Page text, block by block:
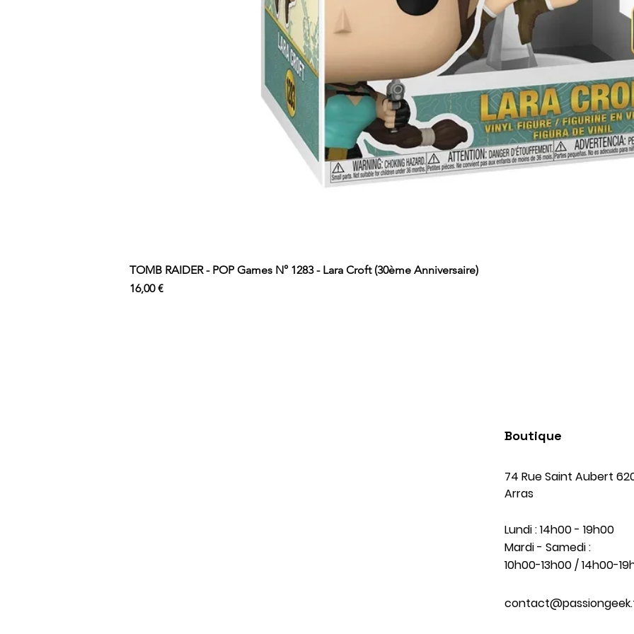
TOMB RAIDER - POP Games N° 1283 - Lara Croft (30ème Anniversaire)
Prix
16,00 €
Boutique
74 Rue Saint Aubert
Arras
Lundi : 14h00 - 19h00
Mardi - Samedi :
10h00-13h00 / 14h00-